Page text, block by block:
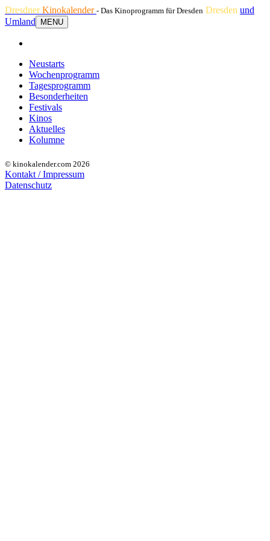
DresdnerKinokalender - Das Kinoprogramm für Dresden Dresden und
Umland
MENU
Neustarts
Wochenprogramm
Tagesprogramm
Besonderheiten
Festivals
Kinos
Aktuelles
Kolumne
© kinokalender.com 2026
Kontakt / Impressum
Datenschutz